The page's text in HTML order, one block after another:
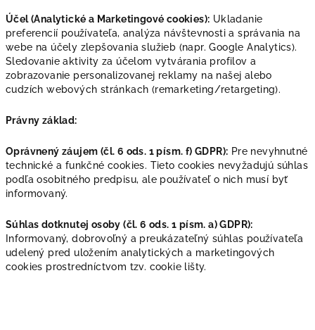
Účel (Analytické a Marketingové cookies): Ukladanie
preferencií používateľa, analýza návštevnosti a správania na
webe na účely zlepšovania služieb (napr. Google Analytics).
Sledovanie aktivity za účelom vytvárania profilov a
zobrazovanie personalizovanej reklamy na našej alebo
cudzích webových stránkach (remarketing/retargeting).
Právny základ:
Oprávnený záujem (čl. 6 ods. 1 písm. f) GDPR): Pre nevyhnutné
technické a funkčné cookies. Tieto cookies nevyžadujú súhlas
podľa osobitného predpisu, ale používateľ o nich musí byť
informovaný.
Súhlas dotknutej osoby (čl. 6 ods. 1 písm. a) GDPR):
Informovaný, dobrovoľný a preukázateľný súhlas používateľa
udelený pred uložením analytických a marketingových
cookies prostredníctvom tzv. cookie lišty.